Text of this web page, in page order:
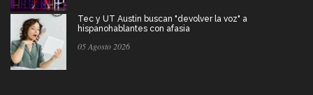
Tec y UT Austin buscan "devolver la voz" a
hispanohablantes con afasia
05 Agosto 2026